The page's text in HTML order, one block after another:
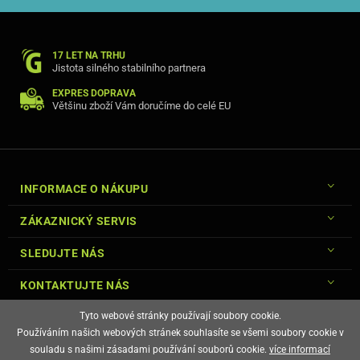
17 LET NA TRHU
Jistota silného stabilního partnera
EXPRES DOPRAVA
Většinu zboží Vám doručíme do celé EU
INFORMACE O NÁKUPU
ZÁKAZNICKÝ SERVIS
SLEDUJTE NÁS
KONTAKTUJTE NÁS
Tyto webové stránky používají soubory cookie.
Používáním našich webových stránek souhlasíte se všemi soubory cookie v
souladu s našimi zásadami používání souborů cookie. více informací